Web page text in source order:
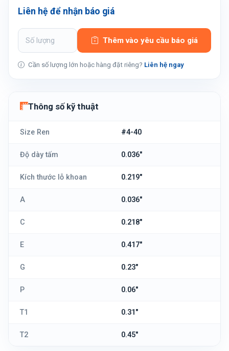
Liên hệ để nhận báo giá
Thêm vào yêu cầu báo giá
Cần số lượng lớn hoặc hàng đặt riêng? Liên hệ ngay
Thông số kỹ thuật
Size Ren #4-40
Độ dày tấm 0.036"
Kích thước lỗ khoan 0.219"
A 0.036"
C 0.218"
E 0.417"
G 0.23"
P 0.06"
T1 0.31"
T2 0.45"